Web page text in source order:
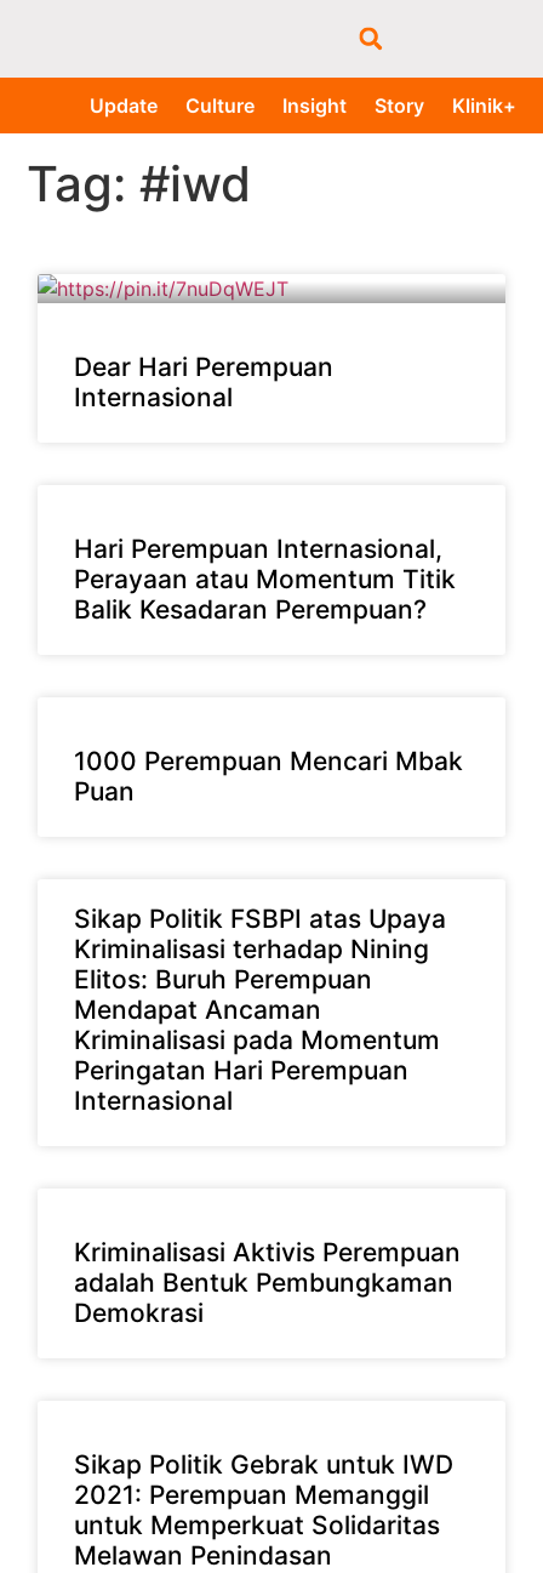
Update Culture Insight Story Klinik+
Tag: #iwd
Dear Hari Perempuan
Internasional
Hari Perempuan Internasional,
Perayaan atau Momentum Titik
Balik Kesadaran Perempuan?
1000 Perempuan Mencari Mbak
Puan
Sikap Politik FSBPI atas Upaya
Kriminalisasi terhadap Nining
Elitos: Buruh Perempuan
Mendapat Ancaman
Kriminalisasi pada Momentum
Peringatan Hari Perempuan
Internasional
Kriminalisasi Aktivis Perempuan
adalah Bentuk Pembungkaman
Demokrasi
Sikap Politik Gebrak untuk IWD
2021: Perempuan Memanggil
untuk Memperkuat Solidaritas
Melawan Penindasan